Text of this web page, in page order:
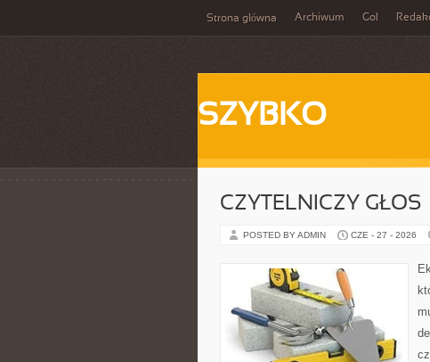
Strona główna Archiwum Gol
SZYBKO
CZYTELNICZY GŁOS
POSTED BY ADMIN CZE - 27 - 2026